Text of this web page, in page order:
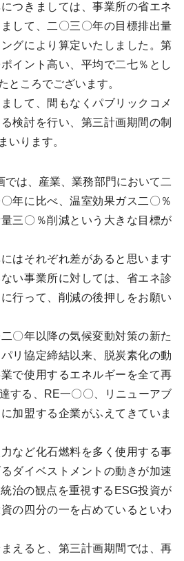
つきましては、事業所の省エネ
して、二〇三〇年の目標排出量
グにより算定いたしました。第
イント高い、平均で二七％とし
ところでございます。
して、間もなくパブリックコメ
検討を行い、第三計画期間の制
いります。
は、産業、業務部門において二
年に比べ、温室効果ガス二〇％
三〇％削減という大きな目標が
はそれぞれ差があると思います
い事業所に対しては、省エネ診
行って、削減の後押しをお願い
〇年以降の気候変動対策の新た
リ協定締結以来、脱炭素化の動
で使用するエネルギーを全て再
する、RE一〇〇、リニューアブ
加盟する企業がふえてきていま
など化石燃料を多く使用する事
ダイベストメントの動きが加速
治の観点を重視するESG投資が
の四分の一を占めているといわ
えると、第三計画期間では、再